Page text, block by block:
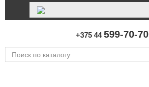
+375 44599-70-70